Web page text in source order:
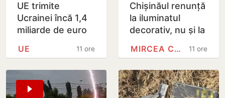
UE trimite
Ucrainei încă 1,4
miliarde de euro
generate de
înghețate
11 ore
UE
Chișinăul renunță
la iluminatul
decorativ, nu și la
Irigarea spațiilor11 ore
MIRCEA CEL BĂTRÂN